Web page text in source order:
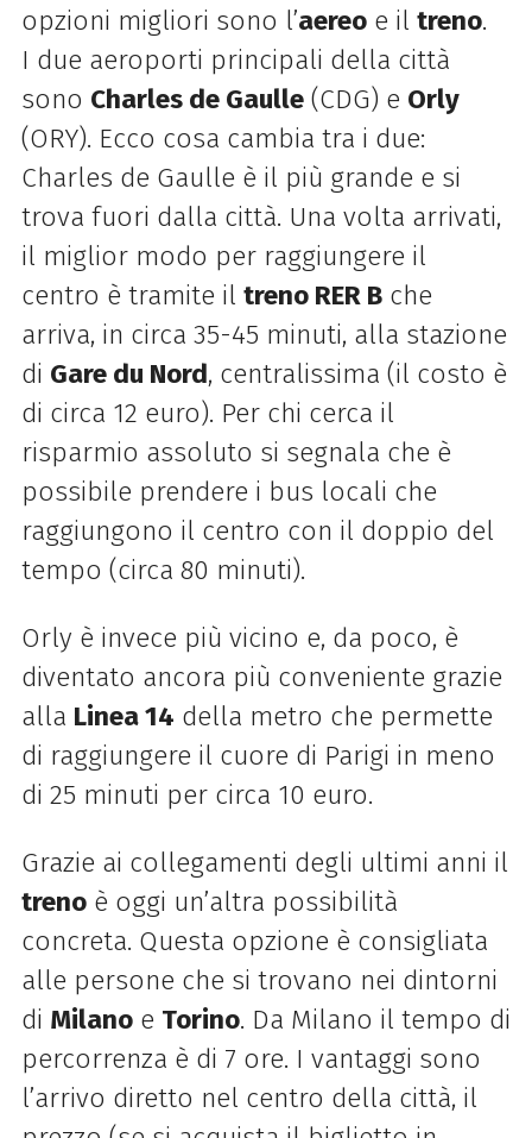
opzioni migliori sono l’aereoe il treno.
I due aeroporti principali della città
sono Charles de Gaulle(CDG) e Orly
(ORY). Ecco cosa cambia tra i due:
Charles de Gaulle è il più grande e si
trova fuori dalla città. Una volta arrivati,
il miglior modo per raggiungere il
centro è tramite il treno RER Bche
arriva, in circa 35-45 minuti, alla stazione
di Gare du Nord, centralissima (il costo è
di circa 12 euro). Per chi cerca il
risparmio assoluto si segnala che è
possibile prendere i bus locali che
raggiungono il centro con il doppio del
tempo (circa 80 minuti).
Orly è invece più vicino e, da poco, è
diventato ancora più conveniente grazie
alla Linea 14 della metro che permette
di raggiungere il cuore di Parigi in meno
di 25 minuti per circa 10 euro.
Grazie ai collegamenti degli ultimi anni il
trenoè oggi un’altra possibilità
concreta. Questa opzione è consigliata
alle persone che si trovano nei dintorni
di Milanoe Torino. Da Milano il tempo di
percorrenza è di 7 ore. I vantaggi sono
l’arrivo diretto nel centro della città, il